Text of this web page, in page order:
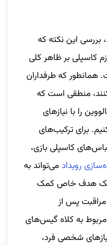
بررسی این نکته که
کاسپلی بر ظاهر کلی
همانطور که طرفداران
منطقی است که
را با نیازهای
برای ترکیب‌های
کاسپلی بازی،
رویداد می‌تواند به
یک هدف خاص کمک
مراقبت پس از
به کلاه گیس‌های
شخصی فرد،